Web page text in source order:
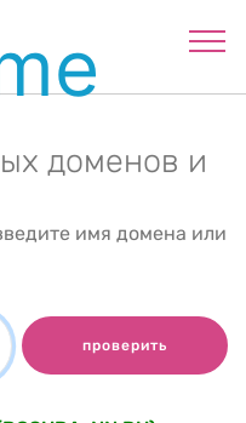
доменов и
имя домена или
проверить